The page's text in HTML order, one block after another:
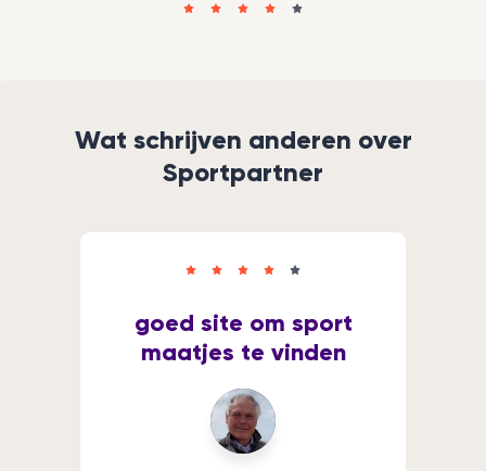
Wat schrijven anderen over
Sportpartner
goed site om sport
maatjes te vinden